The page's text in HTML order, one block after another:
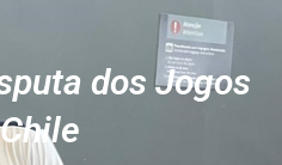
dos Jogos